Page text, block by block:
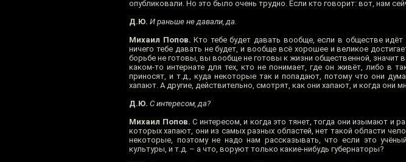
опубликовали. Но это было очень трудно. Если кто говорит: вот, нам
Д.Ю. И раньше не давали, да.
Михаил Попов. Кто тебе будет давать вообще, если в обществе
ничего тебе давать не будет, и вообще всё хорошее и великое
борьбе не готовы, вы вообще не готовы к жизни общественной, значит
каком-то интернате для тех, кто не понимает, где он живёт, либо в
приносят, и т.д., куда некоторые так и попадают, потому что они
хапают. А другие, действительно, смотрят, как они хапают, и когда они
Д.Ю. С интересом, да?
Михаил Попов. С интересом, и когда это тянет, тогда они изымают и
которых хапают, они из самых разных областей, нет такой области
некоторые, поэтому не надо нам рассказывать, что если это
культуры, и т.д. – а что, воруют только какие-нибудь губернаторы?